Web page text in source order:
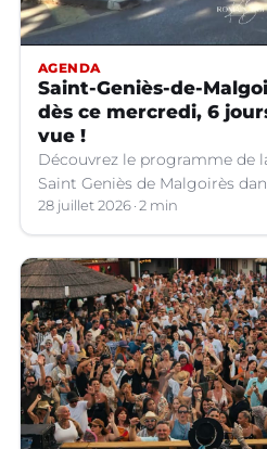
AGENDA
Saint-Geniès-de-
dès ce mercredi, 6
vue !
Découvrez le programme de
Saint Geniès de Malgoirès
28 juillet 2026 2 min